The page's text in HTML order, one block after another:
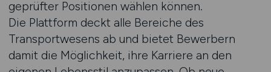
geprüfter Positionen wählen können.
Die Plattform deckt alle Bereiche des
Transportwesens ab und bietet Bewerbern
damit die Möglichkeit, ihre Karriere an den